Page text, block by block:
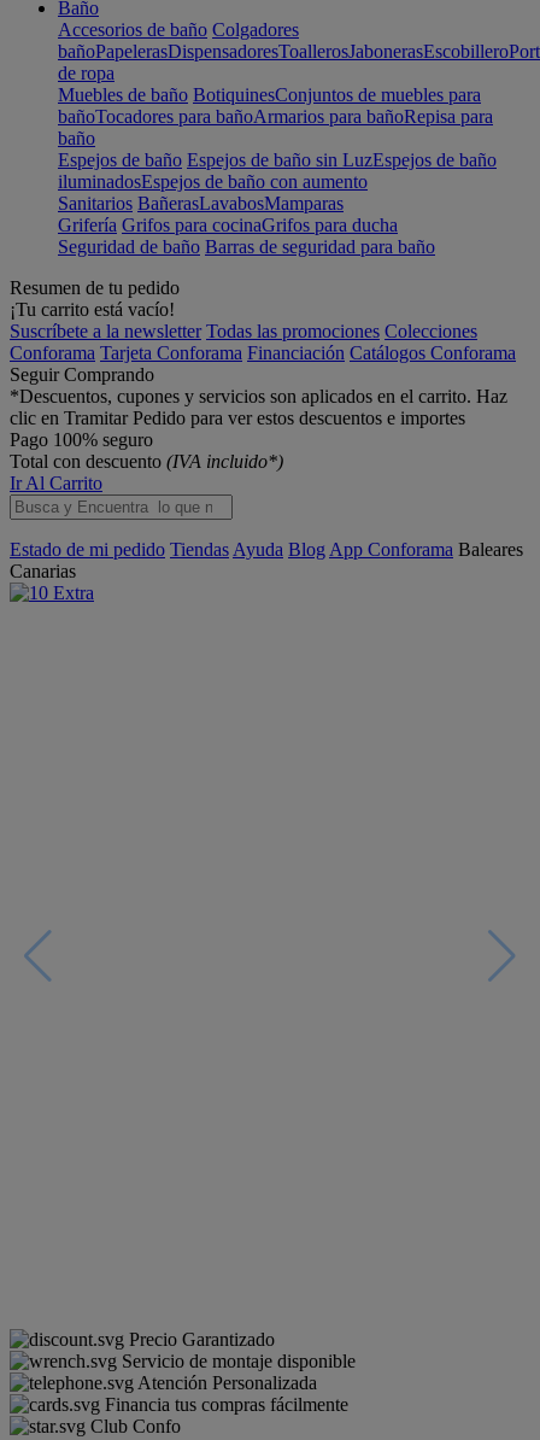
Baño
Accesorios de baño Colgadores
bañoPapelerasDispensadoresToallerosJabonerasEscobillero
de ropa
Muebles de baño BotiquinesConjuntos de muebles para
bañoTocadores para bañoArmarios para bañoRepisa para
baño
Espejos de baño Espejos de baño sin LuzEspejos de baño
iluminadosEspejos de baño con aumento
Sanitarios BañerasLavabosMamparas
Grifería Grifos para cocinaGrifos para ducha
Seguridad de baño Barras de seguridad para baño
Resumen de tu pedido
¡Tu carrito está vacío!
Suscríbete a la newsletter Todas las promociones Colecciones
Conforama Tarjeta Conforama Financiación Catálogos Conforama
Seguir Comprando
*Descuentos, cupones y servicios son aplicados en el carrito. Haz
clic en Tramitar Pedido para ver estos descuentos e importes
Pago 100% seguro
Total con descuento (IVA incluido*)
Ir Al Carrito
Estado de mi pedido Tiendas Ayuda Blog App Conforama Baleares
Canarias
Precio Garantizado
Servicio de montaje disponible
Atención Personalizada
Financia tus compras fácilmente
Club Confo